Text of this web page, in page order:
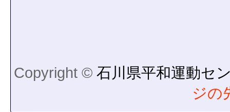
Copyright © 石川県平和運動セ
ジの